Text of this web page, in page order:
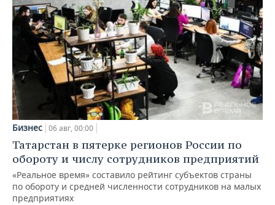
Бизнес 06 авг, 00:00
Татарстан в пятерке регионов России по
обороту и числу сотрудников предприятий
«Реальное время» составило рейтинг субъектов страны
по обороту и средней численности сотрудников на малых
предприятиях